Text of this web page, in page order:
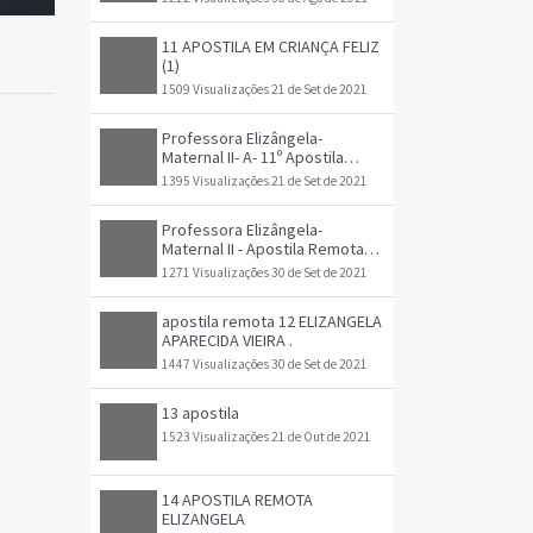
11 APOSTILA EM CRIANÇA FELIZ
(1)
1509 Visualizações21 de Set de 2021
Professora Elizângela-
Maternal II- A- 11º Apostila
Remota Adaptada 20_09 a
1395 Visualizações21 de Set de 2021
Professora Elizângela-
Maternal II - Apostila Remota
Adaptada - 29_09 a 08_10
1271 Visualizações30 de Set de 2021
apostila remota 12 ELIZANGELA
APARECIDA VIEIRA .
1447 Visualizações30 de Set de 2021
13 apostila
1523 Visualizações21 de Out de 2021
14 APOSTILA REMOTA
ELIZANGELA